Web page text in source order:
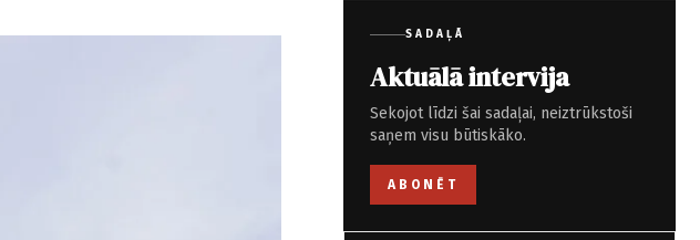
SADAĻĀ
Aktuālā intervija
Sekojot līdzi šai sadaļai, neiztrūkstoši
saņem visu būtiskāko.
ABONĒT